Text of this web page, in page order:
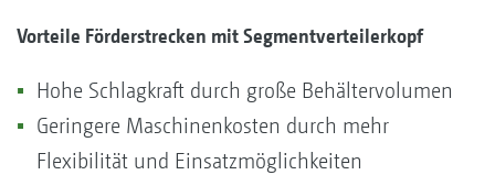
Vorteile Förderstrecken mit Segmentverteilerkopf
Hohe Schlagkraft durch große Behältervolumen
Geringere Maschinenkosten durch mehr
Flexibilität und Einsatzmöglichkeiten